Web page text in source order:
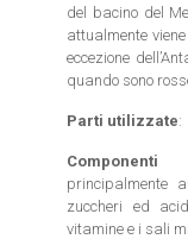
del bacino del
attualmente
eccezione
quando sono
Parti utilizzate:
Componenti
principalmente
zuccheri ed
vitamine e i sali